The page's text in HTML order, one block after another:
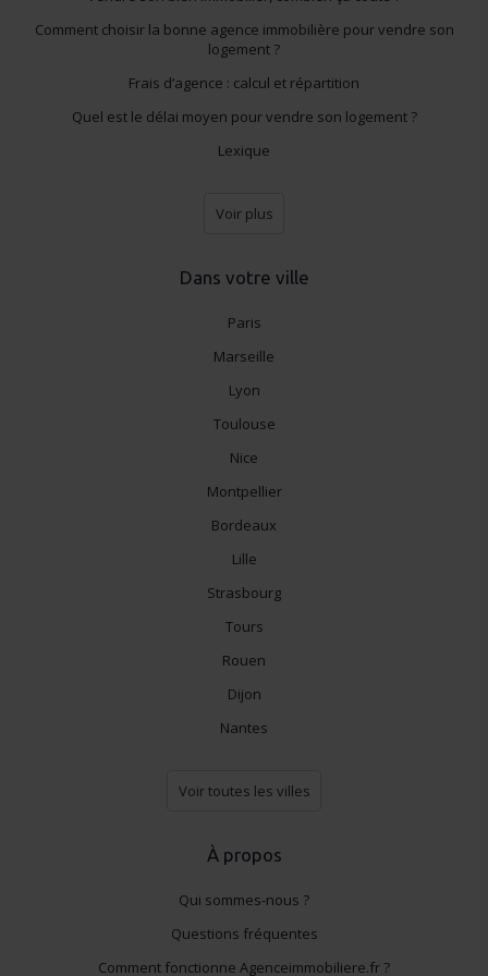
Comment choisir la bonne agence immobilière pour vendre son
logement ?
Frais d’agence : calcul et répartition
Quel est le délai moyen pour vendre son logement ?
Lexique
Voir plus
Dans votre ville
Paris
Marseille
Lyon
Toulouse
Nice
Montpellier
Bordeaux
Lille
Strasbourg
Tours
Rouen
Dijon
Nantes
Voir toutes les villes
À propos
Qui sommes-nous ?
Questions fréquentes
Comment fonctionne Agenceimmobiliere.fr ?